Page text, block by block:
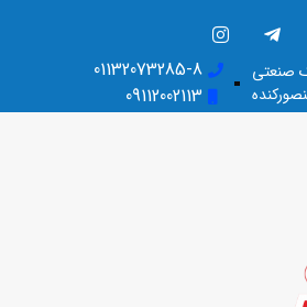
صنعتی
01132073285-8
09112002113